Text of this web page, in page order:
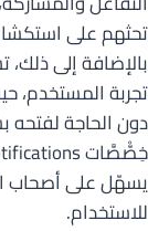
تحثهم على
تجربة المستخدم،
دون الحاجة لفتحه
يسهّل على أصحاب
للاستخدام.